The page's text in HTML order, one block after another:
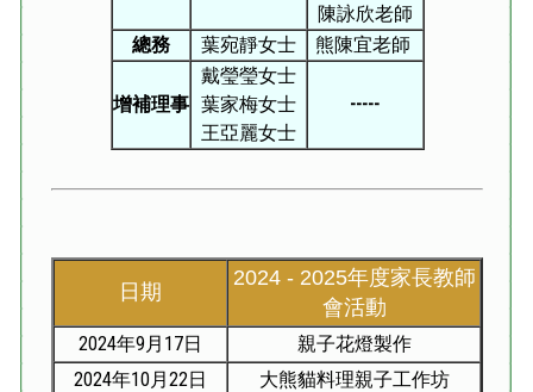
陳詠欣老師
總務
葉宛靜女士 熊陳宜老師
增補理事
戴瑩瑩女士
葉家梅女士
王亞麗女士
-----
日期
2024 - 2025年度家長教師
會活動
2024年9月17日
親子花燈製作
2024年10月22日
大熊貓料理親子工作坊